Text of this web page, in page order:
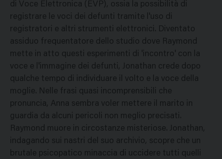
di Voce Elettronica (EVP), ossia la possibilità di
registrare le voci dei defunti tramite l'uso di
registratori e altri strumenti elettronici. Diventato
assiduo frequentatore dello studio dove Raymond
mette in atto questi esperimenti di 'incontro' con la
voce e l'immagine dei defunti, Jonathan crede dopo
qualche tempo di individuare il volto e la voce della
moglie. Nelle frasi quasi incomprensibili che
pronuncia, Anna sembra voler mettere il marito in
guardia da alcuni pericoli non meglio precisati.
Raymond muore in circostanze misteriose. Jonathan,
indagando sui nastri del suo archivio, scopre che un
brutale psicopatico minaccia di uccidere tutti quelli